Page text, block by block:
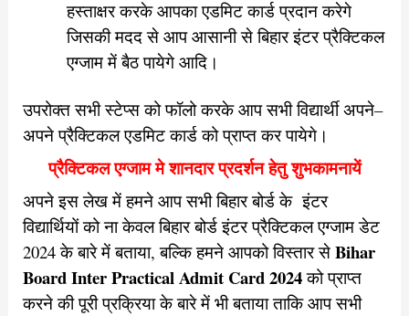
हस्ताक्षर करके आपका एडमिट कार्ड प्रदान करेगे
जिसकी मदद से आप आसानी से बिहार इंटर प्रैक्टिकल
एग्जाम में बैठ पायेगे आदि।
उपरोक्त सभी स्टेप्स को फॉलो करके आप सभी विद्यार्थी अपने–
अपने प्रैक्टिकल एडमिट कार्ड को प्राप्त कर पायेगे।
प्रैक्टिकल एग्जाम मे शानदार प्रदर्शन हेतु शुभकामनायें
अपने इस लेख में हमने आप सभी बिहार बोर्ड के इंटर
विद्यार्थियों को ना केवल बिहार बोर्ड इंटर प्रैक्टिकल एग्जाम डेट
2024 के बारे में बताया, बल्कि हमने आपको विस्तार से Bihar
Board Inter Practical Admit Card 2024को प्राप्त
करने की पूरी प्रक्रिया के बारे में भी बताया ताकि आप सभी